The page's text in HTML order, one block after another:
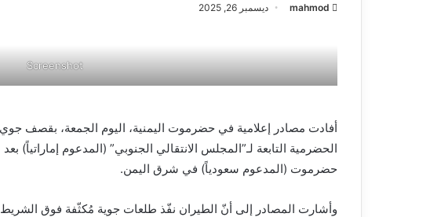
mahmod ديسمبر 26, 2025
Screenshot
أفادت مصادر إعلامية في حضرموت اليمنية، اليوم الجمعة، بقصف
الحضرمية التابعة لـ”المجلس الانتقالي الجنوبي” (المدعوم
حضرموت (المدعوم سعودياً) في شرق اليمن.
وأشارت المصادر إلى أنّ الطيران نفّذ طلعات جوية مُكثّفة فوق